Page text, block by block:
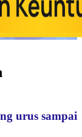
urus sampai